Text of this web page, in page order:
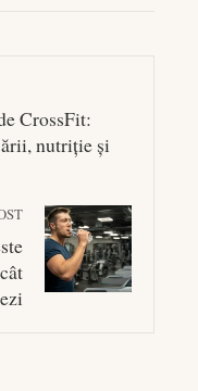
CrossFit:
nutriție și